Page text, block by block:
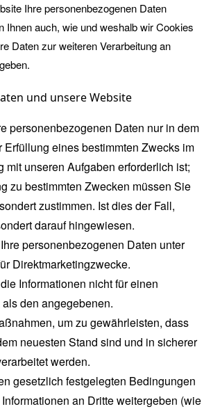
Ihre personenbezogenen Daten
Ihnen auch, wie und weshalb wirCookies
Daten zur weiteren Verarbeitung an
und unsere Website
personenbezogenen Daten nur in dem
Erfüllung eines bestimmten Zwecks im
mit unseren Aufgaben erforderlich ist;
zu bestimmten Zwecken müssen Sie
zustimmen. Ist dies der Fall,
darauf hingewiesen.
personenbezogenen Daten unter
Direktmarketingzwecke.
Informationen nicht für einen
den angegebenen.
um zu gewährleisten, dass
neuesten Stand sind und in sicherer
werden.
gesetzlich festgelegten Bedingungen
an Dritte weitergeben (wie